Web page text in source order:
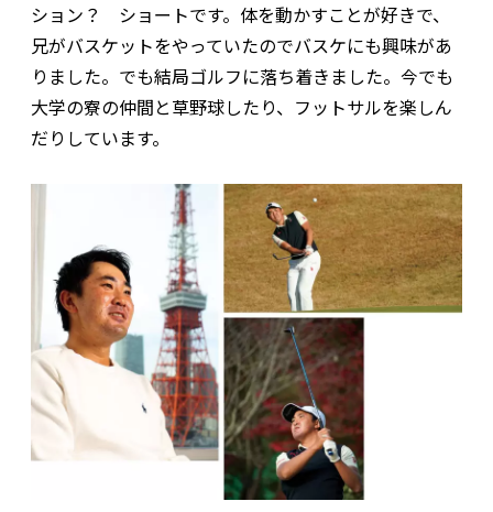
ション？ ショートです。体を動かすことが好きで、
兄がバスケットをやっていたのでバスケにも興味があ
りました。でも結局ゴルフに落ち着きました。今でも
大学の寮の仲間と草野球したり、フットサルを楽しん
だりしています。